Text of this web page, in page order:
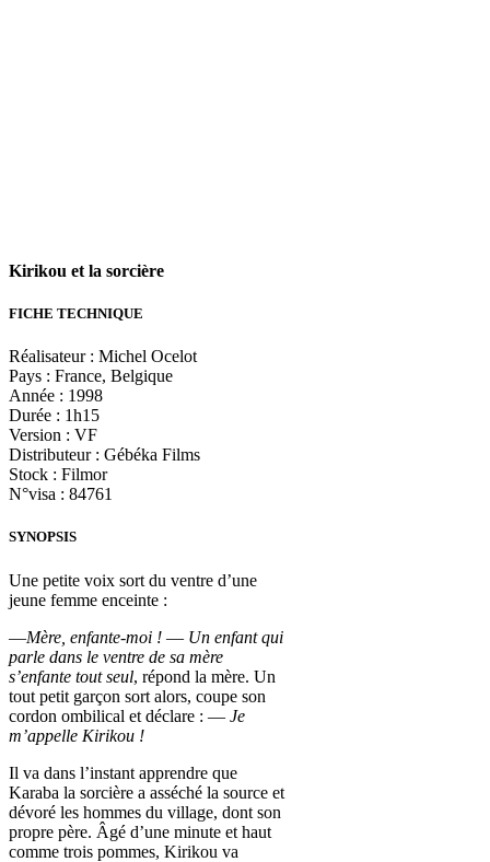
Kirikou et la sorcière
FICHE TECHNIQUE
Réalisateur : Michel Ocelot
Pays : France, Belgique
Année : 1998
Durée : 1h15
Version : VF
Distributeur : Gébéka Films
Stock : Filmor
N°visa : 84761
SYNOPSIS
Une petite voix sort du ventre d’une
jeune femme enceinte :
—Mère, enfante-moi ! — Un enfant qui
parle dans le ventre de sa mère
s’enfante tout seul, répond la mère. Un
tout petit garçon sort alors, coupe son
cordon ombilical et déclare : — Je
m’appelle Kirikou !
Il va dans l’instant apprendre que
Karaba la sorcière a asséché la source et
dévoré les hommes du village, dont son
propre père. Âgé d’une minute et haut
comme trois pommes, Kirikou va